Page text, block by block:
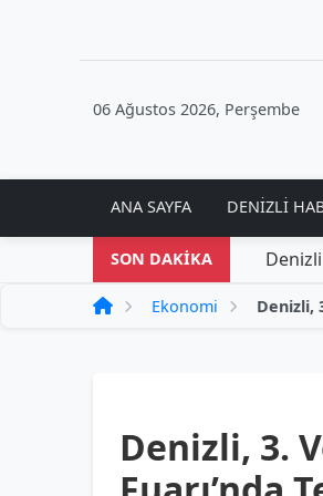
06 Ağustos 2026, Perşembe
ANA SAYFA DENIZLI
SON DAKİKADenizli Büyükşehir
Ekonomi
Denizli, 3.